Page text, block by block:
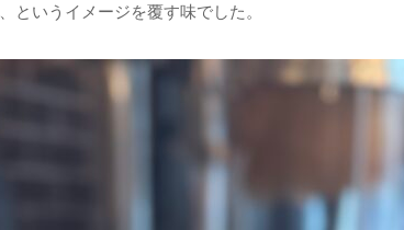
というイメージを覆す味でした。